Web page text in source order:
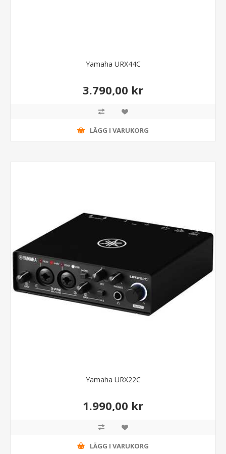
Yamaha URX44C
3.790,00 kr
LÄGG I VARUKORG
Yamaha URX22C
1.990,00 kr
LÄGG I VARUKORG